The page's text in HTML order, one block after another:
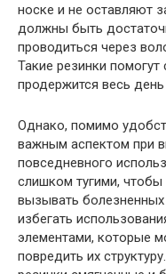
носке и не оставляют
должны быть
проводиться через
Такие резинки помогут
продержится весь
Однако, помимо
важным аспектом при
повседневного
слишком тугими,
вызывать
избегать
элементами, которые
повредить их